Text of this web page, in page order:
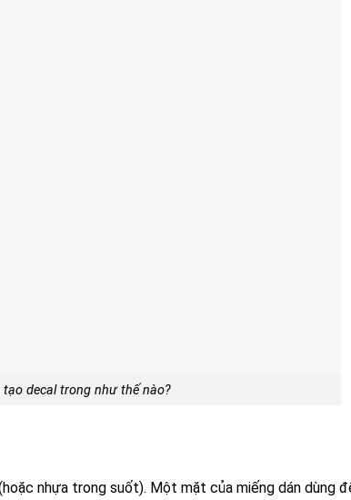
tạo decal trong như thế nào?
nhựa trong suốt). Một mặt của miếng dán dùng